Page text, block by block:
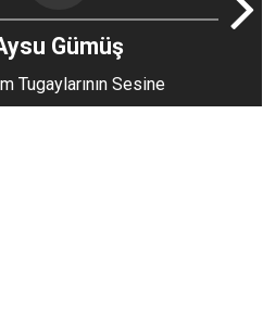
Gümüş
Tugaylarının Sesine